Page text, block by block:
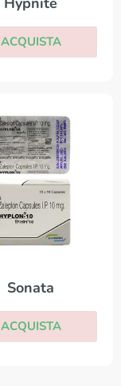
ACQUISTA
Sonata
ACQUISTA